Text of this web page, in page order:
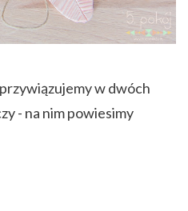
w dwóch
- na nim powiesimy